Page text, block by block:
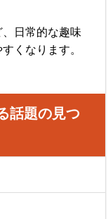
日常的な趣味
くなります。
話題の見つ